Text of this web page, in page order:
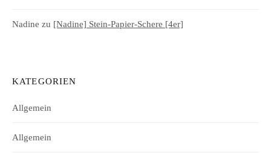
Nadine zu [Nadine] Stein-Papier-Schere [4er]
KATEGORIEN
Allgemein
Allgemein